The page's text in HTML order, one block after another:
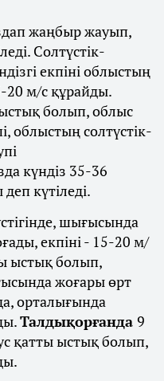
жаңбыр жауып,
Солтүстік-
екпіні облыстың
20 м/с құрайды.
болып, облыс
облыстың солтүстік-
күндіз 35-36
күтіледі.
шығысында
екпіні - 15-20 м/
ыстық болып,
жоғары өрт
орталығында
Талдықорғанда 9
қатты ыстық болып,